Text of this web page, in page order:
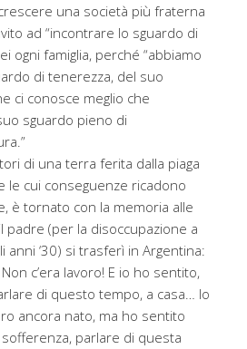
una società più fraterna
ad “incontrare lo sguardo di
ogni famiglia, perché “abbiamo
di tenerezza, del suo
ci conosce meglio che
sguardo pieno di
di una terra ferita dalla piaga
le cui conseguenze ricadono
è tornato con la memoria alle
padre (per la disoccupazione a
anni ‘30) si trasferì in Argentina:
c’era lavoro! E io ho sentito,
di questo tempo, a casa… Io
ancora nato, ma ho sentito
parlare di questa